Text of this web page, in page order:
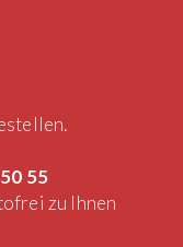
55
zu Ihnen